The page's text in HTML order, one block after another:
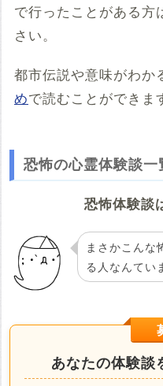
で行ったことがある方
さい。
都市伝説や意味がわか
めで読むことができま
恐怖の心霊体験談一
恐怖体験談
まさかこんな
る人なんてい
あなたの体験談